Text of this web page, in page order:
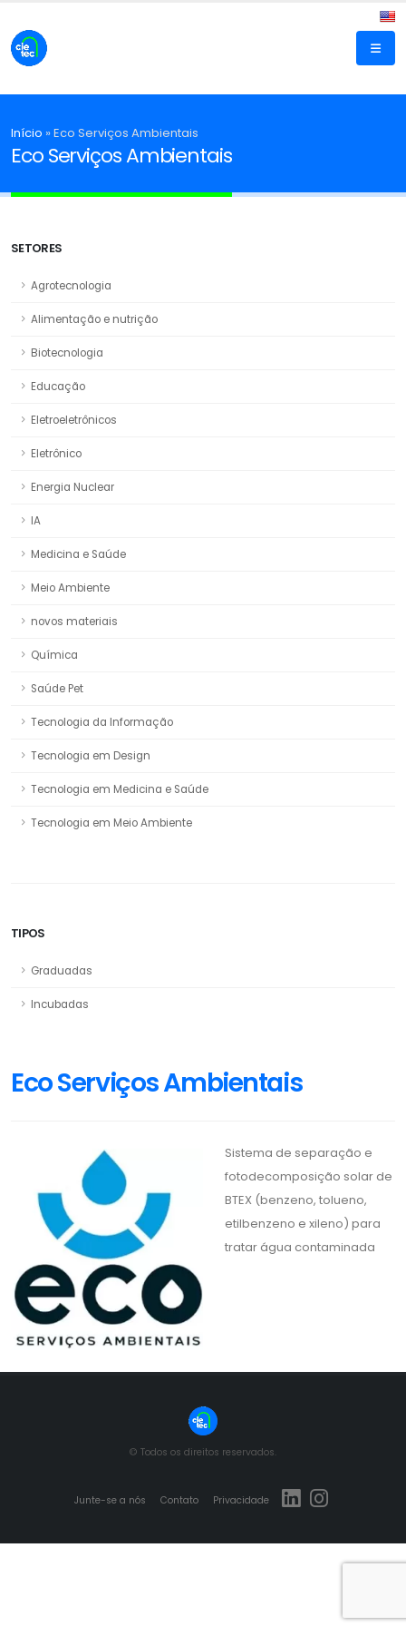
Eco Serviços Ambientais
Início »Eco Serviços Ambientais
SETORES
Agrotecnologia
Alimentação e nutrição
Biotecnologia
Educação
Eletroeletrônicos
Eletrônico
Energia Nuclear
IA
Medicina e Saúde
Meio Ambiente
novos materiais
Química
Saúde Pet
Tecnologia da Informação
Tecnologia em Design
Tecnologia em Medicina e Saúde
Tecnologia em Meio Ambiente
TIPOS
Graduadas
Incubadas
Eco Serviços Ambientais
Sistema de separação e
fotodecomposição solar de
BTEX (benzeno, tolueno,
etilbenzeno e xileno) para
tratar água contaminada
© Todos os direitos reservados.
Junte-se a nós Contato Privacidade